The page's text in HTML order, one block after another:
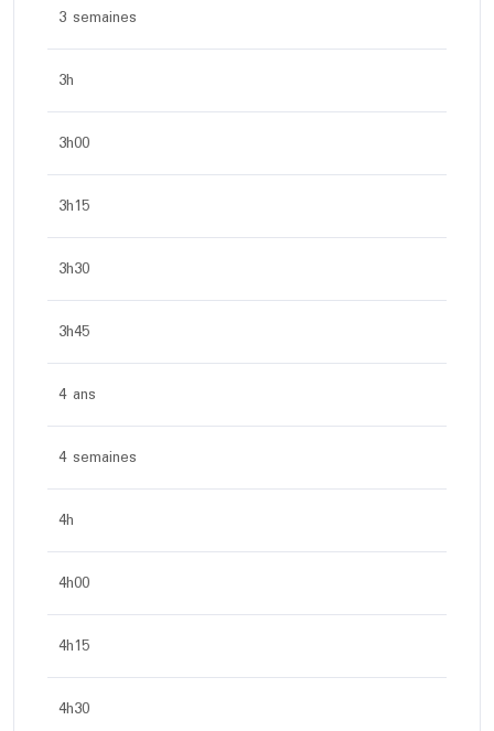
3 semaines
3h
3h00
3h15
3h30
3h45
4 ans
4 semaines
4h
4h00
4h15
4h30